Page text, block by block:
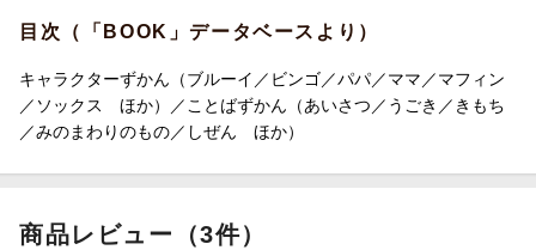
目次（「BOOK」データベースより）
キャラクターずかん（ブルーイ／ビンゴ／パパ／ママ／マフィン
／ソックス ほか）／ことばずかん（あいさつ／うごき／きもち
／みのまわりのもの／しぜん ほか）
商品レビュー（3件）